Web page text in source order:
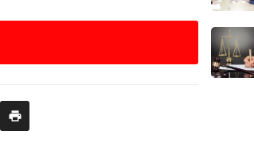
DÜNYA